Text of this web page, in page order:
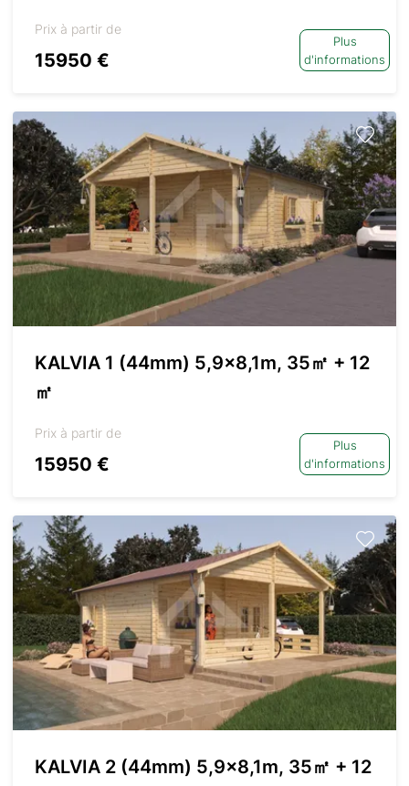
Prix à partir de
15950 €
Plus
d'informations
KALVIA 1 (44mm) 5,9×8,1m, 35㎡ + 12
㎡
Prix à partir de
15950 €
Plus
d'informations
KALVIA 2 (44mm) 5,9×8,1m, 35㎡ + 12